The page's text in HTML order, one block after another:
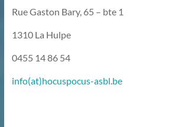
Rue Gaston Bary, 65 – bte 1
1310 La Hulpe
0455 14 86 54
info(at)hocuspocus-asbl.be